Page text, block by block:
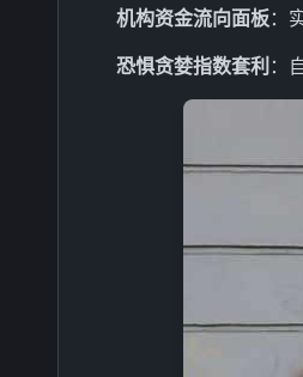
机构资金流向面板：
恐惧贪婪指数套利 ：